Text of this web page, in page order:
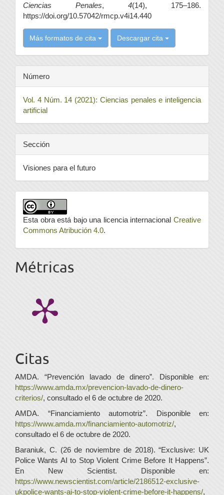
Ciencias Penales, 4(14), 175–186.
https://doi.org/10.57042/rmcp.v4i14.440
Más formatos de cita Descargar cita
Número
Vol. 4 Núm. 14 (2021): Ciencias penales e inteligencia
artificial
Sección
Visiones para el futuro
Esta obra está bajo una licencia internacional Creative
Commons Atribución 4.0.
Métricas
Citas
AMDA. “Prevención lavado de dinero”. Disponible en:
https://www.amda.mx/prevencion-lavado-de-dinero-
criterios/, consultado el 6 de octubre de 2020.
AMDA. “Financiamiento automotriz”. Disponible en:
https://www.amda.mx/financiamiento-automotriz/,
consultado el 6 de octubre de 2020.
Baraniuk, C. (26 de noviembre de 2018). “Exclusive: UK
Police Wants AI to Stop Violent Crime Before It Happens”.
En New Scientist. Disponible en:
https://www.newscientist.com/article/2186512-exclusive-
ukpolice-wants-ai-to-stop-violent-crime-before-it-happens/,